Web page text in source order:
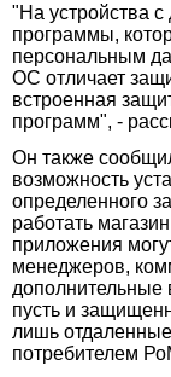
"На устройства
программы,
персональным
ОС отличает
встроенная
программ", -
Он также
возможность
определенного
работать
приложения
менеджеров,
дополнительные
пусть и
лишь
потребителем